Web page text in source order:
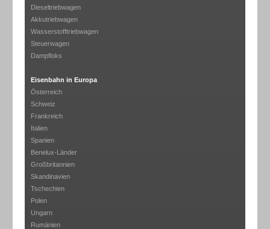
Dieseltriebwagen
Akkutriebwagen
Wasserstofftriebwagen
Steuerwagen
Dampfloks
Eisenbahn in Europa
Österreich
Schweiz
Frankreich
Italien
Spanien
Benelux-Länder
Großbritannien
Skandinavien
Tschechien
Polen
Ungarn
Rumänien